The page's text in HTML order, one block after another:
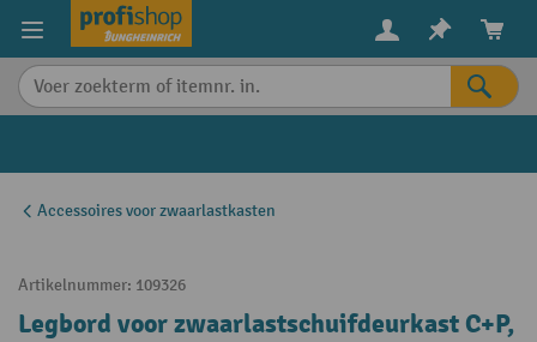
content
Accessoires voor zwaarlastkasten
Artikelnummer: 109326
Legbord voor zwaarlastschuifdeurkast C+P,